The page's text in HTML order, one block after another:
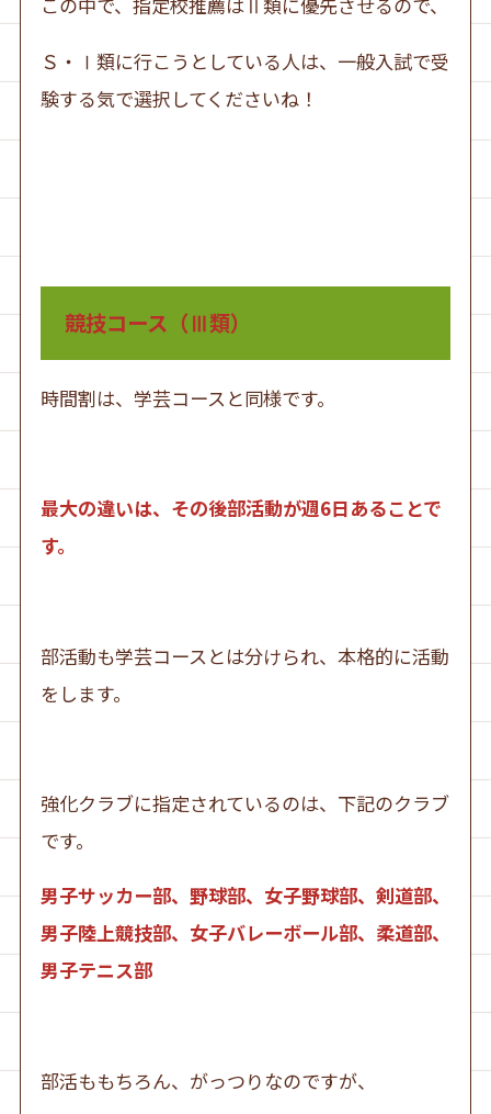
Ｓ・Ⅰ類に行こうとしている人は、一般入試で受
験する気で選択してくださいね！
競技コース（Ⅲ類）
時間割は、学芸コースと同様です。
最大の違いは、その後部活動が週6日あることで
す。
部活動も学芸コースとは分けられ、本格的に活動
をします。
強化クラブに指定されているのは、下記のクラブ
です。
男子サッカー部、野球部、女子野球部、剣道部、
男子陸上競技部、女子バレーボール部、柔道部、
男子テニス部
部活ももちろん、がっつりなのですが、